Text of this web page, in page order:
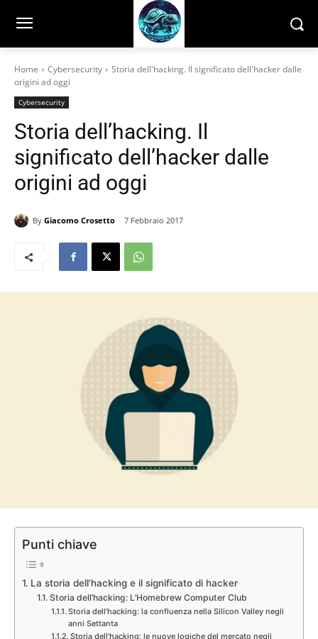
Home Cybersecurity
Storia dell'hacking. Il significato dell'hacker dalle
origini ad oggi
Cybersecurity
Storia dell’hacking. Il
significato dell’hacker dalle
origini ad oggi
By Giacomo Crosetto 7 Febbraio 2017
Punti chiave
La storia dell’hacking e il significato di hacker
Storia dell’hacking: L’Homebrew Computer Club
Storia dell’hacking: la confluenza nella Silicon Valley negli
anni Settanta
Storia dell’hacking: le nuove logiche del mercato negli